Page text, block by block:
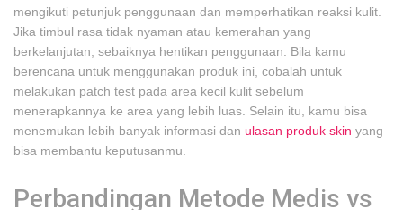
mengikuti petunjuk penggunaan dan memperhatikan reaksi kulit.
Jika timbul rasa tidak nyaman atau kemerahan yang
berkelanjutan, sebaiknya hentikan penggunaan. Bila kamu
berencana untuk menggunakan produk ini, cobalah untuk
melakukan patch test pada area kecil kulit sebelum
menerapkannya ke area yang lebih luas. Selain itu, kamu bisa
menemukan lebih banyak informasi dan ulasan produk skin yang
bisa membantu keputusanmu.
Perbandingan Metode Medis vs